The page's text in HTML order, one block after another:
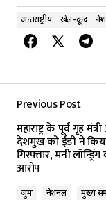
अन्तर्राष्ट्रीय खेल-कूद
Previous Post
महाराष्ट्र के पूर्व गृह
देशमुख को ईडी ने
गिरफ्तार, मनी
आरोप
जुर्म नेशनल मुख्य